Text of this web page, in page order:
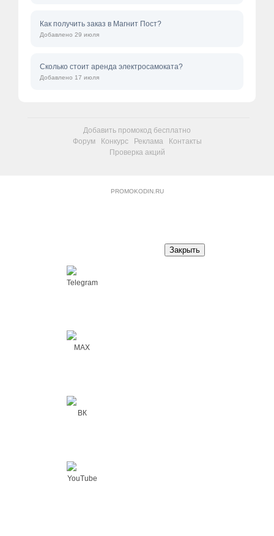
Как получить заказ в Магнит Пост?
Добавлено 29 июля
Сколько стоит аренда электросамоката?
Добавлено 17 июля
Добавить промокод бесплатно
Форум
Конкурс Реклама
Контакты
Проверка акций
PROMOKODIN.RU
Telegram
MAX
ВК
YouTube
Закрыть